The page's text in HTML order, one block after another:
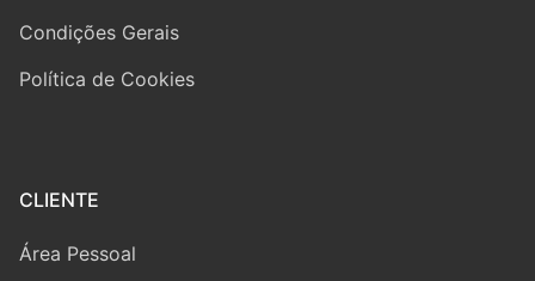
Condições Gerais
Política de Cookies
CLIENTE
Área Pessoal